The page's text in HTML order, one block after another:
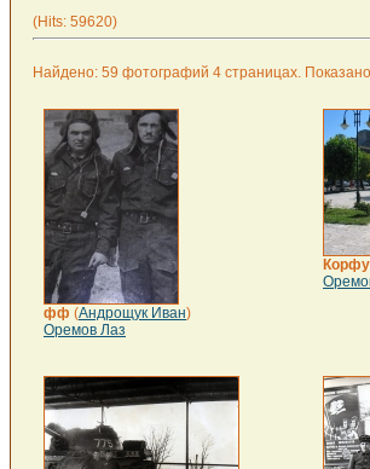
(Hits: 59620)
Найдено: 59 фотографий 4 страницах.
фф (Андрощук Иван)
Оремов Лаз
Корфу